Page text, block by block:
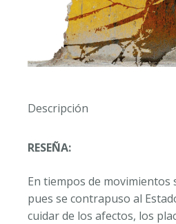
Descripción
RESEÑA:
En tiempos de movimientos
pues se contrapuso al
cuidar de los afectos, los